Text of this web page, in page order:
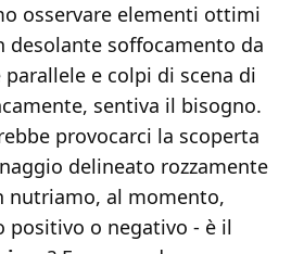
osservare elementi ottimi
desolante soffocamento da
e colpi di scena di
sentiva il bisogno.
provocarci la scoperta
delineato rozzamente
nutriamo, al momento,
positivo o negativo - è il